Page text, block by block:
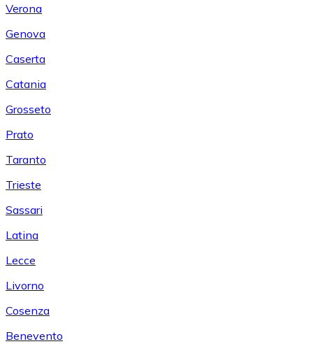
Verona
Genova
Caserta
Catania
Grosseto
Prato
Taranto
Trieste
Sassari
Latina
Lecce
Livorno
Cosenza
Benevento